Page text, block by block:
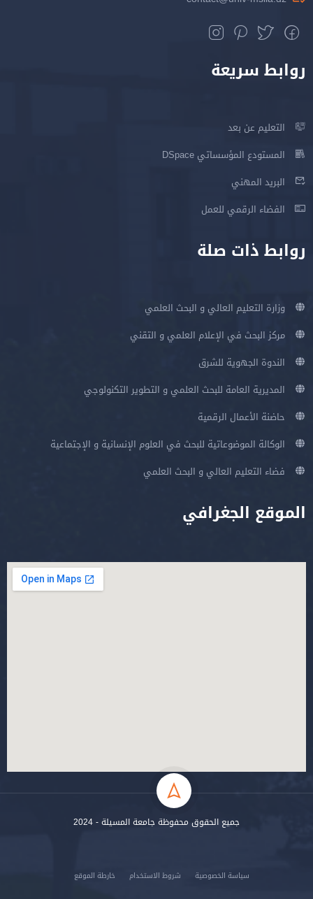
روابط سريعة
التعليم عن بعد
المستودع المؤسساتي DSpace
البريد المهني
الفضاء الرقمي للعمل
روابط ذات صلة
وزارة التعليم العالي و البحث العلمي
مركز البحث في الإعلام العلمي و التقني
الندوة الجهوية للشرق
المديرية العامة للبحث العلمي و التطوير التكنولوجي
حاضنة الأعمال الرقمية
الوكالة الموضوعاتية للبحث في العلوم الإنسانية و الإجتماعية
فضاء التعليم العالي و البحث العلمي
الموقع الجغرافي
جميع الحقوق محفوظة جامعة المسيلة - 2024
سياسة الخصوصية شروط الاستخدام خارطة الموقع